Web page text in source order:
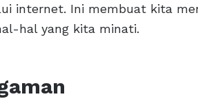
internet. Ini membuat kita
hal yang kita minati.